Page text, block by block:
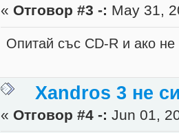
« Отговор #3 -: May 31,
Опитай със CD-R и ако не
Xandros 3 не
« Отговор #4 -: Jun 01,